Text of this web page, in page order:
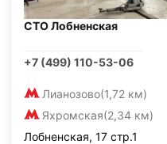
СТО Лобненская
+7 (499) 110-53-06
Лианозово(1,72 км)
Яхромская(2,34 км)
Лобненская, 17 стр.1